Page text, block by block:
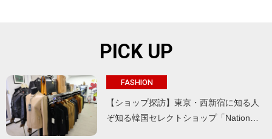
PICK UP
FASHION
【ショップ探訪】東京・西新宿に知る人
ぞ知る韓国セレクトショップ「Nation…